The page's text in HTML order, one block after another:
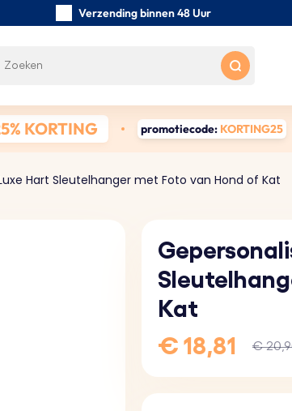
Verzending binnen 48 Uur
0/5
KORTING promotiecode: KORTING25
Hart Sleutelhanger met Foto van Hond of Kat
Kat
€ 18,81
€